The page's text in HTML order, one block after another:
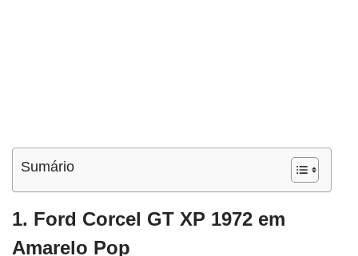
Sumário
1. Ford Corcel GT XP 1972 em
Amarelo Pop